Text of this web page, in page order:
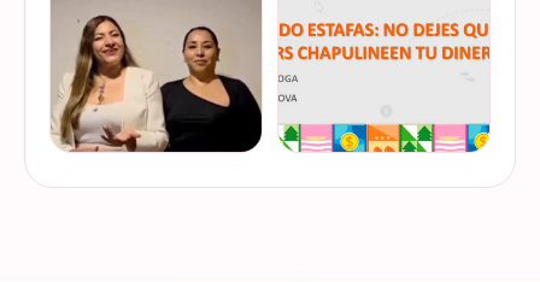
de tus finanzas en la serie
de "Mu…
VER EN
INSTAGRAM
ahorro o aguinaldo, es un
dinero…
VER EN
INSTAGRAM
de la Semana Nacional de
que los hackers